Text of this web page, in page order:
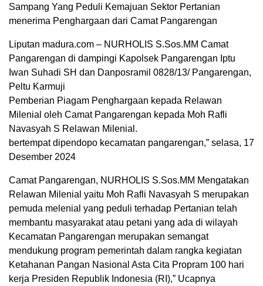
Sampang Yang Peduli Kemajuan Sektor Pertanian
menerima Penghargaan dari Camat Pangarengan
Liputan madura.com – NURHOLIS S.Sos.MM Camat
Pangarengan di dampingi Kapolsek Pangarengan Iptu
Iwan Suhadi SH dan Danposramil 0828/13/ Pangarengan,
Peltu Karmuji
Pemberian Piagam Penghargaan kepada Relawan
Milenial oleh Camat Pangarengan kepada Moh Rafli
Navasyah S Relawan Milenial.
bertempat dipendopo kecamatan pangarengan,” selasa, 17
Desember 2024
Camat Pangarengan, NURHOLIS S.Sos.MM Mengatakan
Relawan Milenial yaitu Moh Rafli Navasyah S merupakan
pemuda melenial yang peduli terhadap Pertanian telah
membantu masyarakat atau petani yang ada di wilayah
Kecamatan Pangarengan merupakan semangat
mendukung program pemerintah dalam rangka kegiatan
Ketahanan Pangan Nasional Asta Cita Propram 100 hari
kerja Presiden Republik Indonesia (RI),” Ucapnya